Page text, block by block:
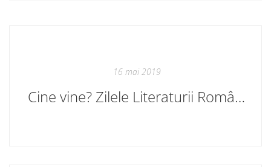
16 mai 2019
Cine vine? Zilele Literaturii Române la Chișinău 21-24 mai 2019